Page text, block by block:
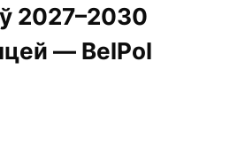
2027–2030
— BelPol